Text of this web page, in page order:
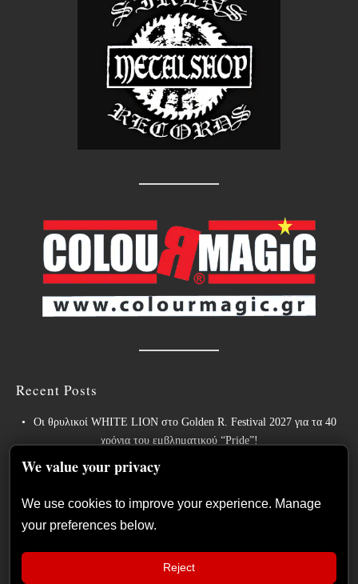
Recent Posts
Οι θρυλικοί WHITE LION στο Golden R. Festival 2027 για τα 40
χρόνια του εμβληματικού “Pride”!
Weekly War: Νέες heavy metal κυκλοφορίες 7/8/2026
Lost, Nevermore, Lamb of God και ένα ιδανικό φινάλε στο Πλόβντιβ
We value your privacy
We use cookies to improve your experience. Manage
your preferences below.
Reject